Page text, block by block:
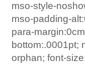
mso-style-
mso-padding-
para-
bottom:.0001pt;
orphan; font-